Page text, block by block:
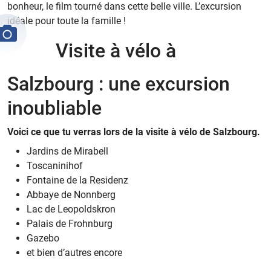
bonheur, le film tourné dans cette belle ville. L’excursion
idéale pour toute la famille !
Visite à vélo à
Salzbourg : une excursion
inoubliable
Voici ce que tu verras lors de la visite à vélo de Salzbourg.
Jardins de Mirabell
Toscaninihof
Fontaine de la Residenz
Abbaye de Nonnberg
Lac de Leopoldskron
Palais de Frohnburg
Gazebo
et bien d’autres encore